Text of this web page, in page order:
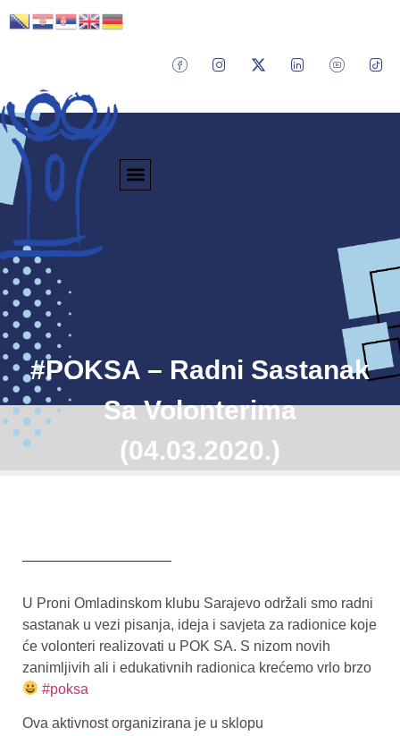
#POKSA – Radni Sastanak
Sa Volonterima
(04.03.2020.)
U Proni Omladinskom klubu Sarajevo održali smo radni
sastanak u vezi pisanja, ideja i savjeta za radionice koje
će volonteri realizovati u POK SA. S nizom novih
zanimljivih ali i edukativnih radionica krećemo vrlo brzo
#poksa
Ova aktivnost organizirana je u sklopu